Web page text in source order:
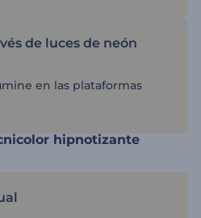
de luces de neón
en las plataformas
hipnotizante